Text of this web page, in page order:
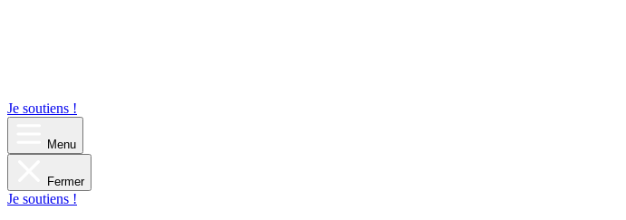
Je soutiens !
Menu
Fermer
Je soutiens !